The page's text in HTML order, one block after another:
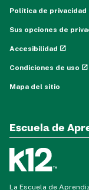
Política de privacidad
Sus opciones de
Accesibilidad
Condiciones de uso
Mapa del sitio
Escuela de
La Escuela de